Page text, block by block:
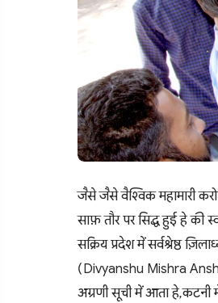
जैसे जैसे वैश्विक महामारी
साफ़ तौर पर सिद्ध हुई हे की
सक्रिय प्रदेश में सर्वश्रेष्ठ
(Divyanshu Mishra
अग्रणी सूची में आता हे,कटनी